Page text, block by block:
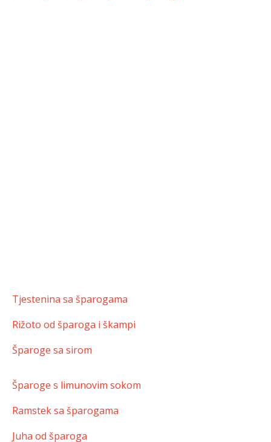
Tjestenina sa šparogama
Rižoto od šparoga i škampi
Šparoge sa sirom
Šparoge s limunovim sokom
Ramstek sa šparogama
Juha od šparoga